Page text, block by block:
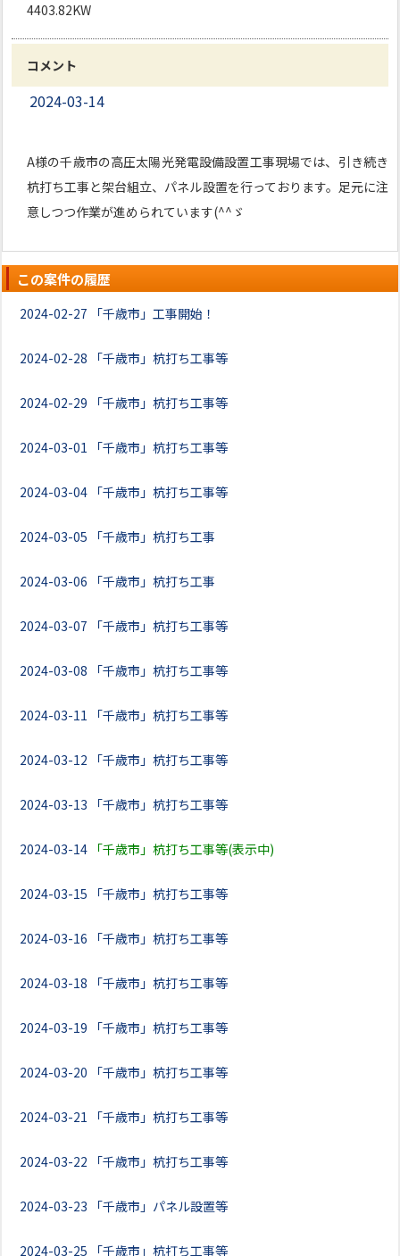
4403.82KW
コメント
2024-03-14
A様の千歳市の高圧太陽光発電設備設置工事現場では、引き続き
杭打ち工事と架台組立、パネル設置を行っております。足元に注
意しつつ作業が進められています(^^ゞ
この案件の履歴
2024-02-27 「千歳市」工事開始！
2024-02-28 「千歳市」杭打ち工事等
2024-02-29 「千歳市」杭打ち工事等
2024-03-01 「千歳市」杭打ち工事等
2024-03-04 「千歳市」杭打ち工事等
2024-03-05 「千歳市」杭打ち工事
2024-03-06 「千歳市」杭打ち工事
2024-03-07 「千歳市」杭打ち工事等
2024-03-08 「千歳市」杭打ち工事等
2024-03-11 「千歳市」杭打ち工事等
2024-03-12 「千歳市」杭打ち工事等
2024-03-13 「千歳市」杭打ち工事等
2024-03-14 「千歳市」杭打ち工事等(表示中)
2024-03-15 「千歳市」杭打ち工事等
2024-03-16 「千歳市」杭打ち工事等
2024-03-18 「千歳市」杭打ち工事等
2024-03-19 「千歳市」杭打ち工事等
2024-03-20 「千歳市」杭打ち工事等
2024-03-21 「千歳市」杭打ち工事等
2024-03-22 「千歳市」杭打ち工事等
2024-03-23 「千歳市」パネル設置等
2024-03-25 「千歳市」杭打ち工事等